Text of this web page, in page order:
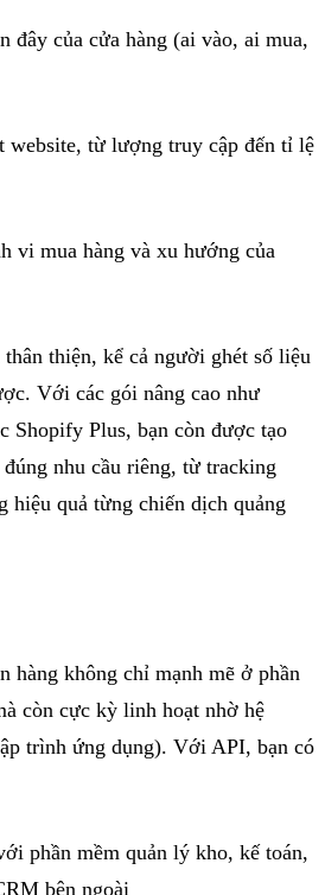
đây của cửa hàng (ai vào, ai mua,
website, từ lượng truy cập đến tỉ lệ
vi mua hàng và xu hướng của
thiện, kể cả người ghét số liệu
Với các gói nâng cao như
Shopify Plus, bạn còn được tạo
nhu cầu riêng, từ tracking
hiệu quả từng chiến dịch quảng
hàng không chỉ mạnh mẽ ở phần
còn cực kỳ linh hoạt nhờ hệ
trình ứng dụng). Với API, bạn có
phần mềm quản lý kho, kế toán,
bên ngoài